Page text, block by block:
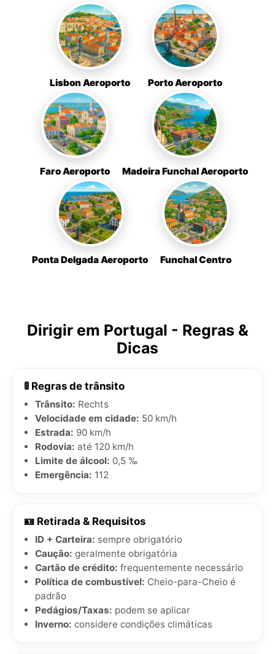
Lisbon Aeroporto Porto Aeroporto
Faro Aeroporto Madeira Funchal Aeroporto
Ponta Delgada Aeroporto Funchal Centro
Dirigir em Portugal - Regras &
Dicas
🚦 Regras de trânsito
Trânsito: Rechts
Velocidade em cidade: 50 km/h
Estrada: 90 km/h
Rodovia: até 120 km/h
Limite de álcool: 0,5 ‰
Emergência: 112
🪪 Retirada & Requisitos
ID + Carteira: sempre obrigatório
Caução: geralmente obrigatória
Cartão de crédito: frequentemente necessário
Política de combustível: Cheio-para-Cheio é
padrão
Pedágios/Taxas: podem se aplicar
Inverno: considere condições climáticas